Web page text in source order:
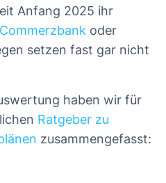
Anfang 2025 ihr
Commerzbank oder
setzen fast gar nicht
haben wir für
Ratgeber zu
zusammengefasst: